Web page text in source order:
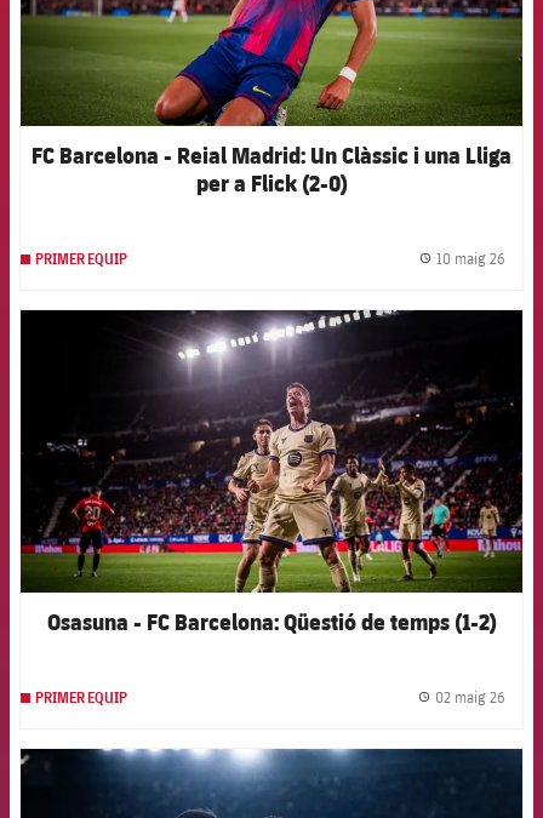
FC Barcelona - Reial Madrid: Un Clàssic i una Lliga
per a Flick (2-0)
PRIMER EQUIP 10 maig 26
FCB Barcelona badge
Osasuna - FC Barcelona: Qüestió de temps (1-2)
PRIMER EQUIP 02 maig 26
FCB Barcelona badge